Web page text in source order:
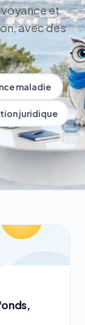
et
avec des
maladie
juridique